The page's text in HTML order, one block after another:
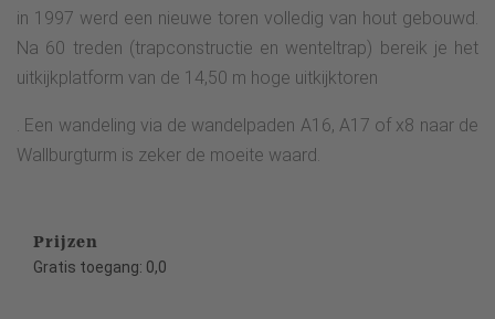
in 1997 werd een nieuwe toren volledig van hout gebouwd.
Na 60 treden (trapconstructie en wenteltrap) bereik je het
uitkijkplatform van de 14,50 m hoge uitkijktoren
. Een wandeling via de wandelpaden A16, A17 of x8 naar de
Wallburgturm is zeker de moeite waard.
Prijzen
Gratis toegang: 0,0